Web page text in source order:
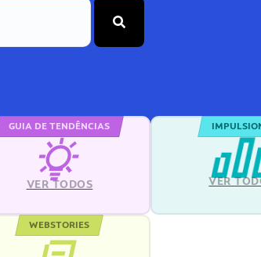
GUIA DE TENDÊNCIAS
VER TODOS VER
WEBSTORIES